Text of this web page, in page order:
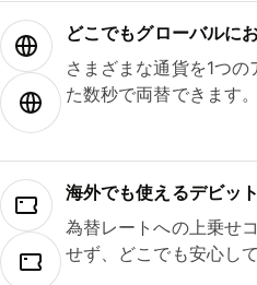
どこでもグ⁠ロ⁠ー⁠バ⁠ルに
さまざまな通貨を1つ
た数秒で両替できます。
海外でも使えるデビッ
為替レートへの上乗せ
せず、どこでも安心し